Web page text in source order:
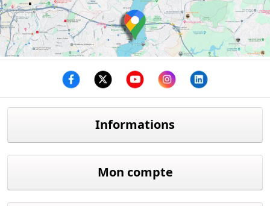
Informations
Mon compte